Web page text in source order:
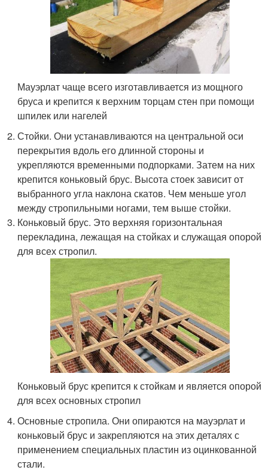
Мауэрлат чаще всего изготавливается из мощного
бруса и крепится к верхним торцам стен при помощи
шпилек или нагелей
Стойки. Они устанавливаются на центральной оси
перекрытия вдоль его длинной стороны и
укрепляются временными подпорками. Затем на них
крепится коньковый брус. Высота стоек зависит от
выбранного угла наклона скатов. Чем меньше угол
между стропильными ногами, тем выше стойки.
Коньковый брус. Это верхняя горизонтальная
перекладина, лежащая на стойках и служащая опорой
для всех стропил.
Коньковый брус крепится к стойкам и является опорой
для всех основных стропил
Основные стропила. Они опираются на мауэрлат и
коньковый брус и закрепляются на этих деталях с
применением специальных пластин из оцинкованной
стали.